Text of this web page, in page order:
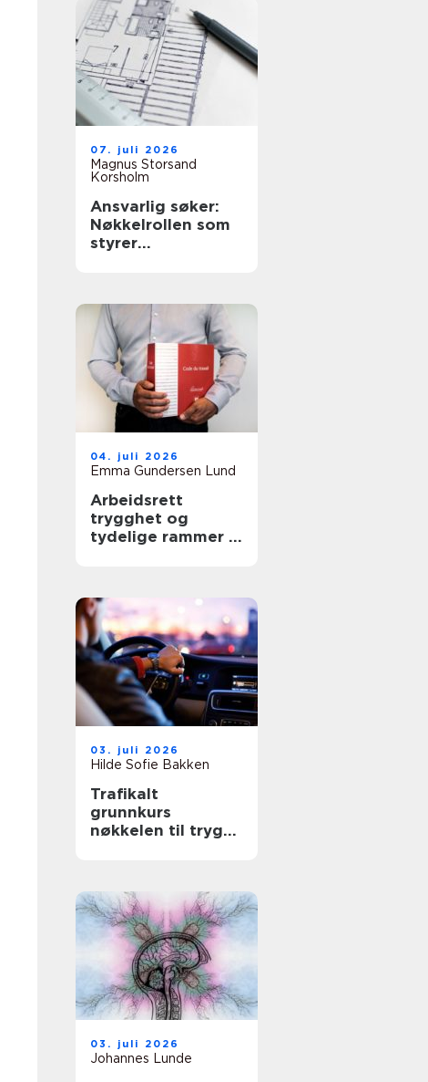
07. juli 2026
Magnus Storsand
Korsholm
Ansvarlig søker:
Nøkkelrollen som
styrer
04. juli 2026
Emma Gundersen Lund
Arbeidsrett
trygghet og
tydelige rammer i
03. juli 2026
Hilde Sofie Bakken
Trafikalt
grunnkurs
nøkkelen til trygg
03. juli 2026
Johannes Lunde